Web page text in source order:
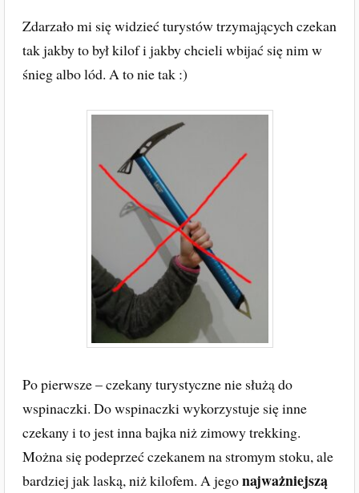
Zdarzało mi się widzieć turystów trzymających czekan
tak jakby to był kilof i jakby chcieli wbijać się nim w
śnieg albo lód. A to nie tak :)
Po pierwsze – czekany turystyczne nie służą do
wspinaczki. Do wspinaczki wykorzystuje się inne
czekany i to jest inna bajka niż zimowy trekking.
Można się podeprzeć czekanem na stromym stoku, ale
bardziej jak laską, niż kilofem. A jegonajważniejszą